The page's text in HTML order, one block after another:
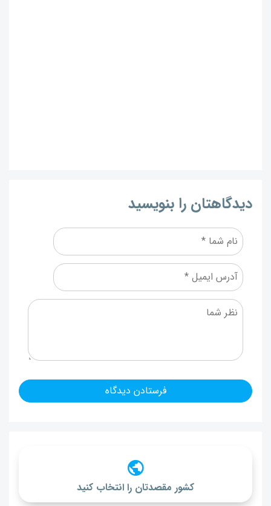
دیدگاهتان را بنویسید
کشور مقصدتان را انتخاب کنید